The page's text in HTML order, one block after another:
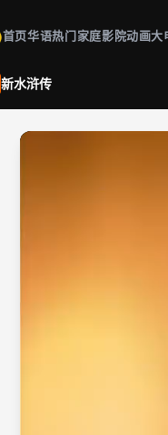
首页华语热门 家庭影院动画大
新水浒传